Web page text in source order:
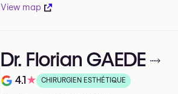
View map
Dr. Florian GAEDE
Note de 4.1 sur 5 sur Google
4.1 ★ CHIRURGIEN ESTHÉTIQUE